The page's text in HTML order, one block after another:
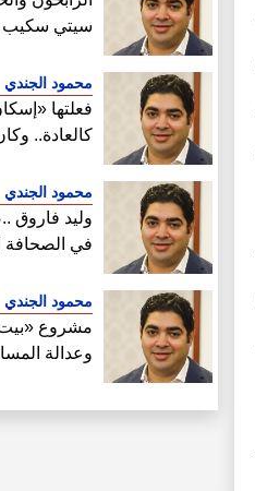
سيتي سكيب
محمود الجندي
فعلتها
كالعادة..
أراضي
محمود الجندي
وليد فاروق
في الصحافة
محمود الجندي
مشروع
وعدالة